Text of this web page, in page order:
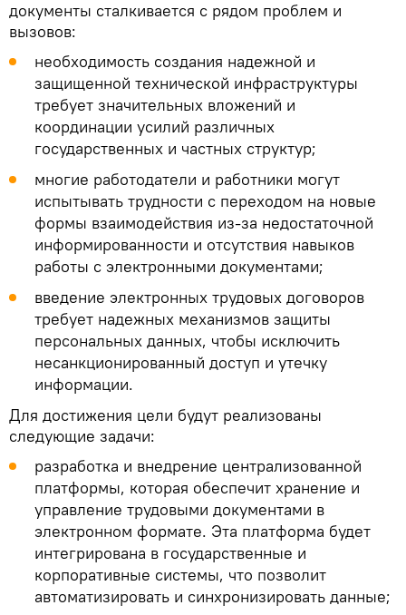
документы сталкивается с рядом проблем и
вызовов:
необходимость создания надежной и
защищенной технической инфраструктуры
требует значительных вложений и
координации усилий различных
государственных и частных структур;
многие работодатели и работники могут
испытывать трудности с переходом на новые
формы взаимодействия из-за недостаточной
информированности и отсутствия навыков
работы с электронными документами;
введение электронных трудовых договоров
требует надежных механизмов защиты
персональных данных, чтобы исключить
несанкционированный доступ и утечку
информации.
Для достижения цели будут реализованы
следующие задачи:
разработка и внедрение централизованной
платформы, которая обеспечит хранение и
управление трудовыми документами в
электронном формате. Эта платформа будет
интегрирована в государственные и
корпоративные системы, что позволит
автоматизировать и синхронизировать данные;